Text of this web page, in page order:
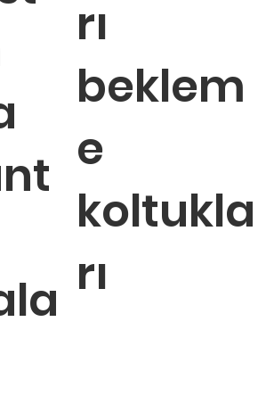
rı
beklem
e
koltukla
rı